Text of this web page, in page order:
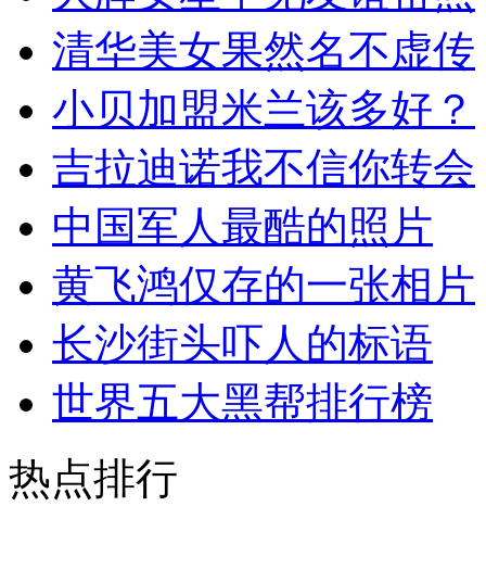
清华美女果然名不虚传
小贝加盟米兰该多好？
吉拉迪诺我不信你转会
中国军人最酷的照片
黄飞鸿仅存的一张相片
长沙街头吓人的标语
世界五大黑帮排行榜
热点排行